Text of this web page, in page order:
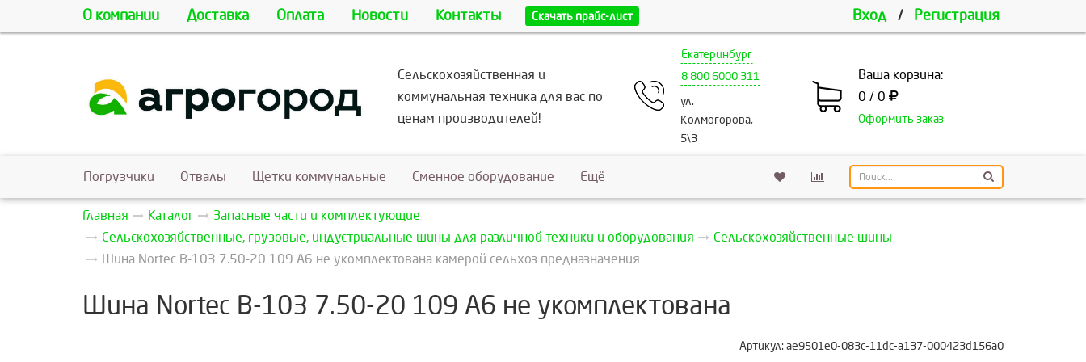
О компании Доставка Оплата Новости Контакты Скачать прайс-лист Вход / Регистрация
Сельскохозяйственная и
коммунальная техника для вас по
ценам производителей!
Екатеринбург
8 800 6000 311
ул.
Колмогорова,
5\3
Ваша корзина:
0 / 0
Оформить заказ
Погрузчики Отвалы Щетки коммунальные Сменное оборудование Ещё
Главная Каталог
Запасные части и комплектующие
Сельскохозяйственные, грузовые, индустриальные шины для различной техники и оборудования
Сельскохозяйственные шины
Шина Nortec В-103 7.50-20 109 A6 не укомплектована камерой сельхоз предназначения
Шина Nortec В-103 7.50-20 109 A6 не укомплектована
Артикул: ae9501e0-083c-11dc-a137-000423d156a0